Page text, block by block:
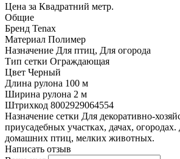
Цена за Квадратний метр.
Общие
Бренд Tenax
Материал Полимер
Назначение Для птиц, Для огорода
Тип сетки Ограждающая
Цвет Черный
Длина рулона 100 м
Ширина рулона 2 м
Штрихкод 8002929064554
Назначение сетки Для декоративно-
приусадебных участках, дачах,
домашних птиц, мелких животных.
Написать отзыв